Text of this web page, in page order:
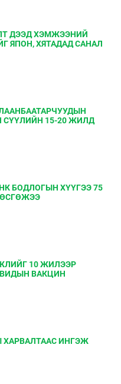
ДЭЭД ХЭМЖЭЭНИЙ
ЯПОН, ХЯТАДАД САНАЛ
15-20 ЖИЛД
БОДЛОГЫН ХҮҮГЭЭ 75
10 ЖИЛЭЭР
ВАКЦИН
ХАРВАЛТААС ИНГЭЖ